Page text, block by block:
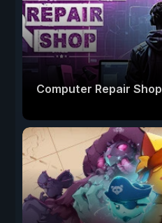
Computer Repair Shop